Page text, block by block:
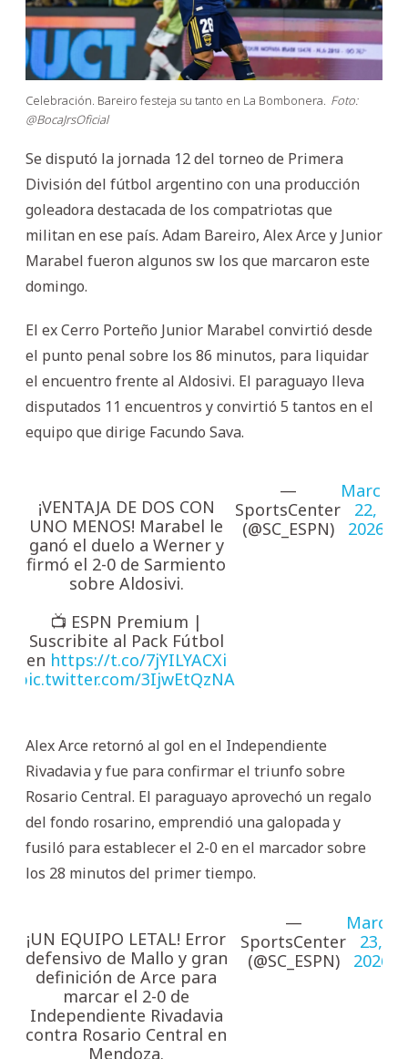
Celebración. Bareiro festeja su tanto en La Bombonera. Foto:
@BocaJrsOficial
Se disputó la jornada 12 del torneo de Primera
División del fútbol argentino con una producción
goleadora destacada de los compatriotas que
militan en ese país. Adam Bareiro, Alex Arce y Junior
Marabel fueron algunos sw los que marcaron este
domingo.
El ex Cerro Porteño Junior Marabel convirtió desde
el punto penal sobre los 86 minutos, para liquidar
el encuentro frente al Aldosivi. El paraguayo lleva
disputados 11 encuentros y convirtió 5 tantos en el
equipo que dirige Facundo Sava.
¡VENTAJA DE DOS CON
UNO MENOS! Marabel le
ganó el duelo a Werner y
firmó el 2-0 de Sarmiento
sobre Aldosivi.
📺 ESPN Premium |
Suscribite al Pack Fútbol
en https://t.co/7jYILYACXi
pic.twitter.com/3IjwEtQzNA
—
SportsCenter
(@SC_ESPN)
March
22,
2026
Alex Arce retornó al gol en el Independiente
Rivadavia y fue para confirmar el triunfo sobre
Rosario Central. El paraguayo aprovechó un regalo
del fondo rosarino, emprendió una galopada y
fusiló para establecer el 2-0 en el marcador sobre
los 28 minutos del primer tiempo.
¡UN EQUIPO LETAL! Error
defensivo de Mallo y gran
definición de Arce para
marcar el 2-0 de
Independiente Rivadavia
contra Rosario Central en
Mendoza.
—
SportsCenter
(@SC_ESPN)
March
23,
2026